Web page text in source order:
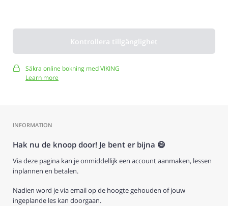
Kontrollera tillgänglighet
Säkra online bokning med VIKING
Learn more
INFORMATION
Hak nu de knoop door! Je bent er bijna 😄
Via deze pagina kan je onmiddellijk een account aanmaken, lessen
inplannen en betalen.
Nadien word je via email op de hoogte gehouden of jouw
ingeplande les kan doorgaan.